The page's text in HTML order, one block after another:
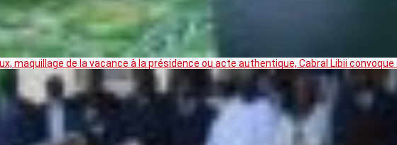
maquillage de la vacance à la présidence ou acte authentique, Cabral Libii